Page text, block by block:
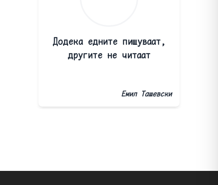
Додека едните пишуваат,
другите не читаат
Емил Ташевски